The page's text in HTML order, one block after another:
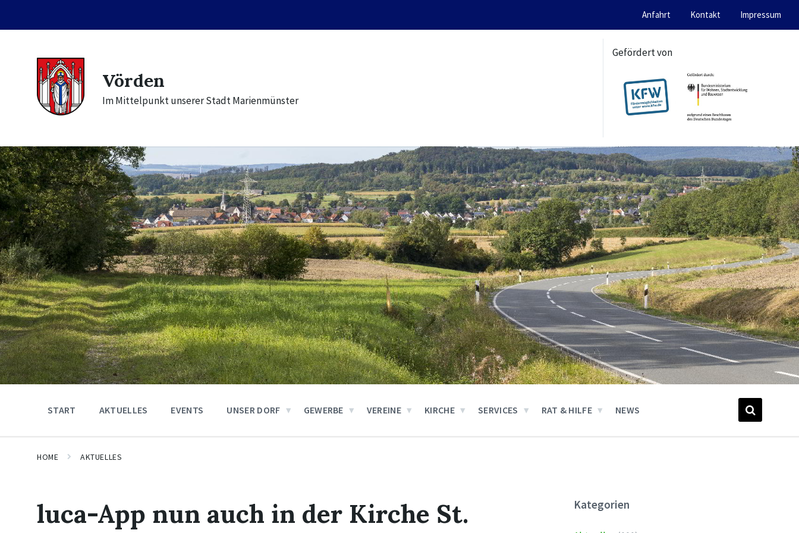
content
main
footer
Anfahrt Kontakt Impressum
Vörden
Im Mittelpunkt unserer Stadt Marienmünster
Gefördert von
START AKTUELLES EVENTS UNSER DORF GEWERBE VEREINE KIRCHE SERVICES RAT & HILFE NEWS
HOME AKTUELLES
luca-App nun auch in der Kirche St.
Kategorien